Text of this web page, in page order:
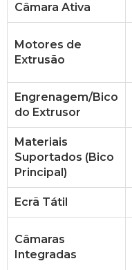
Câmara Ativa
Motores de
Extrusão
Engrenagem/Bico
do Extrusor
Materiais
Suportados (Bico
Principal)
Ecrã Tátil
Câmaras
Integradas